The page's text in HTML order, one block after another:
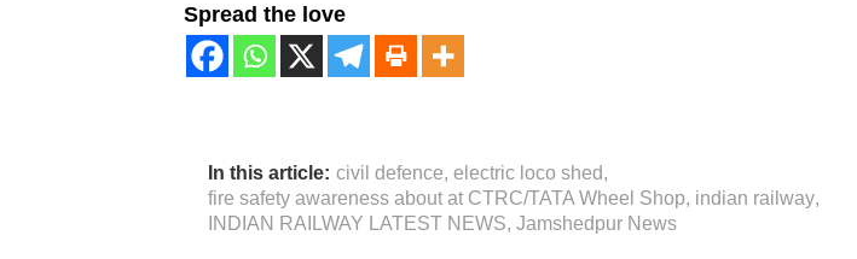
Spread the love
In this article: civil defence, electric loco shed,
fire safety awareness about at CTRC/TATA Wheel Shop, indian railway,
INDIAN RAILWAY LATEST NEWS, Jamshedpur News